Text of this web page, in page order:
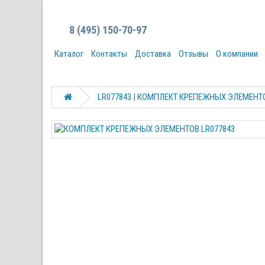
8 (495) 150-70-97
Каталог Контакты Доставка Отзывы О компании
LR077843 | КОМПЛЕКТ КРЕПЕЖНЫХ